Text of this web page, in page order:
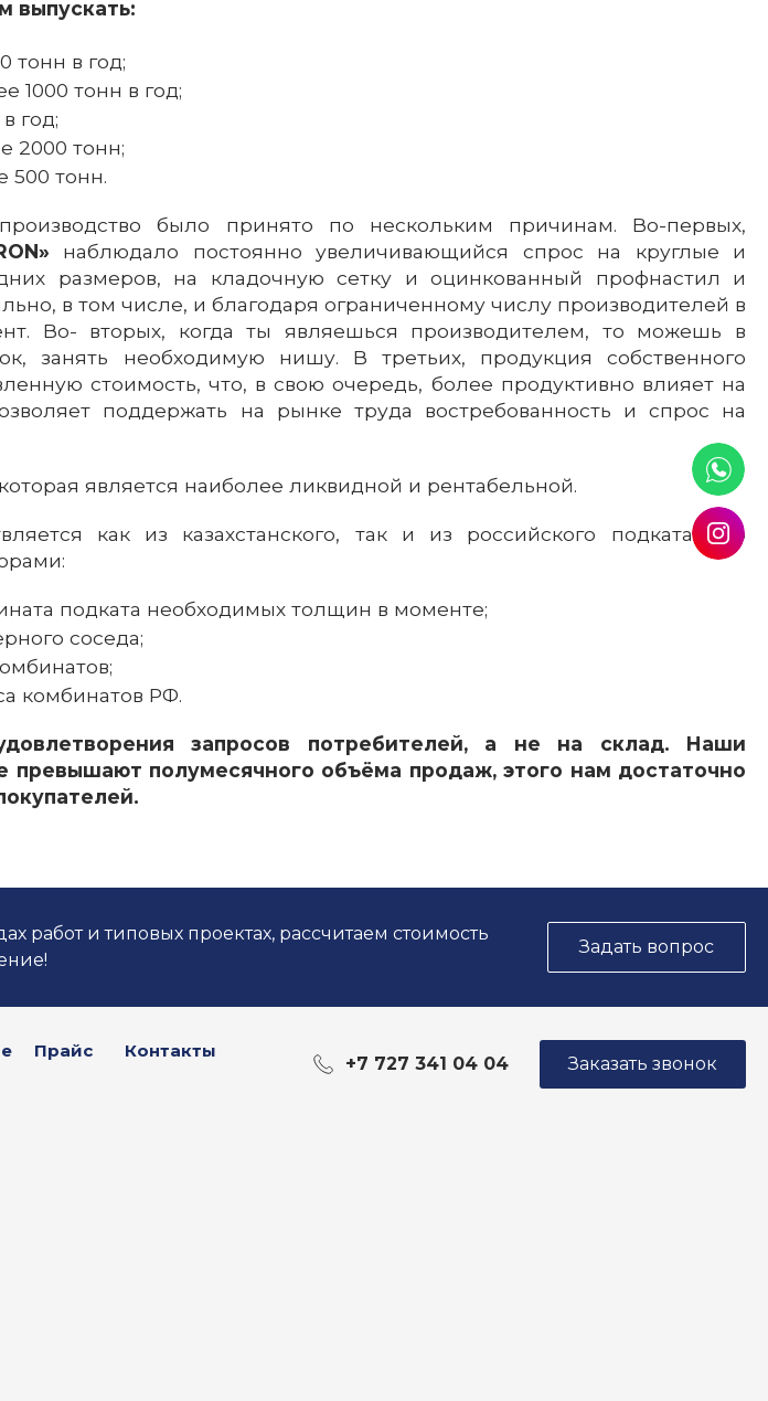
выпускать:
тонн в год;
1000 тонн в год;
год;
2000 тонн;
500 тонн.
было принято по нескольким причинам. Во-первых,
наблюдало постоянно увеличивающийся спрос на круглые и
размеров, на кладочную сетку и оцинкованный профнастил и
в том числе, и благодаря ограниченному числу производителей в
Во- вторых, когда ты являешься производителем, то можешь в
занять необходимую нишу. В третьих, продукция собственного
стоимость, что, в свою очередь, более продуктивно влияет на
поддержать на рынке труда востребованность и спрос на
является наиболее ликвидной и рентабельной.
как из казахстанского, так и из российского подката, что
подката необходимых толщин в моменте;
соседа;
комбинатов РФ.
запросов потребителей, а не на склад. Наши
превышают полумесячного объёма продаж, этого нам достаточно
работ и типовых проектах, рассчитаем стоимость
Задать вопрос
Прайс Контакты
+7 727 341 04 04 Заказать звонок